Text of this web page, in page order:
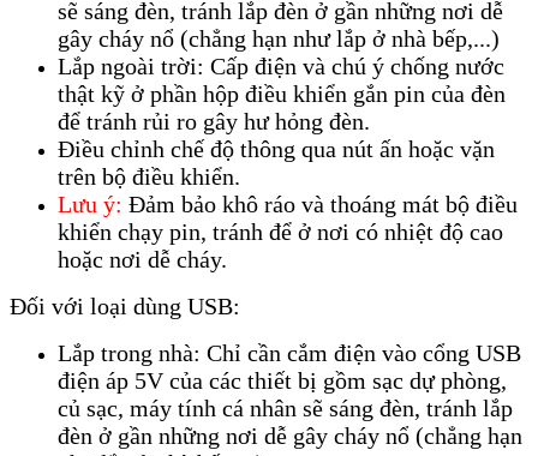
sẽ sáng đèn, tránh lắp đèn ở gần những nơi dễ
gây cháy nổ (chẳng hạn như lắp ở nhà bếp,...)
Lắp ngoài trời: Cấp điện và chú ý chống nước
thật kỹ ở phần hộp điều khiển gắn pin của đèn
để tránh rủi ro gây hư hỏng đèn.
Điều chỉnh chế độ thông qua nút ấn hoặc vặn
trên bộ điều khiển.
Lưu ý: Đảm bảo khô ráo và thoáng mát bộ điều
khiển chạy pin, tránh để ở nơi có nhiệt độ cao
hoặc nơi dễ cháy.
Đối với loại dùng USB:
Lắp trong nhà: Chỉ cần cắm điện vào cổng USB
điện áp 5V của các thiết bị gồm sạc dự phòng,
củ sạc, máy tính cá nhân sẽ sáng đèn, tránh lắp
đèn ở gần những nơi dễ gây cháy nổ (chẳng hạn